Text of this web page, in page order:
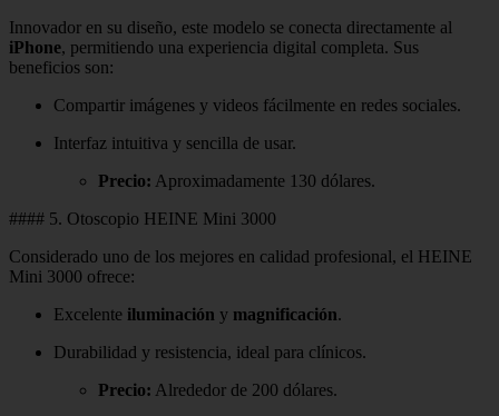
Innovador en su diseño, este modelo se conecta directamente al
iPhone, permitiendo una experiencia digital completa. Sus
beneficios son:
Compartir imágenes y videos fácilmente en redes sociales.
Interfaz intuitiva y sencilla de usar.
Precio: Aproximadamente 130 dólares.
#### 5. Otoscopio HEINE Mini 3000
Considerado uno de los mejores en calidad profesional, el HEINE
Mini 3000 ofrece:
Excelente iluminación y magnificación.
Durabilidad y resistencia, ideal para clínicos.
Precio: Alrededor de 200 dólares.